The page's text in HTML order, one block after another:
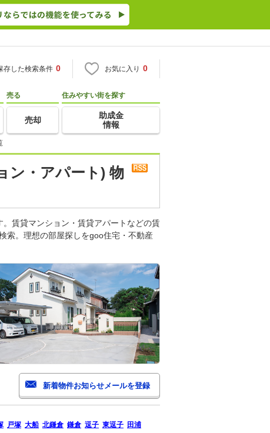
存した検索条件 0 お気に入り 0
売る
売却
住みやすい街を探す
助成金
情報
ン・アパート) 物
賃貸マンション・賃貸アパートなどの賃
索。理想の部屋探しをgoo住宅・不動産
戸塚 大船 北鎌倉 鎌倉 逗子 東逗子 田浦